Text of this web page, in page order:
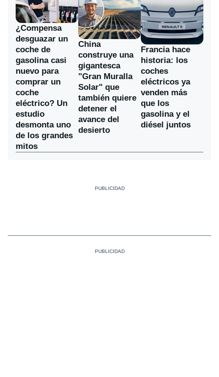
¿Compensa
desguazar un
coche de
gasolina casi
nuevo para
comprar un
coche
eléctrico? Un
estudio
desmonta uno
de los grandes
mitos
China
construye una
gigantesca
"Gran Muralla
Solar" que
también quiere
detener el
avance del
desierto
Francia hace
historia: los
coches
eléctricos ya
venden más
que los
gasolina y el
diésel juntos